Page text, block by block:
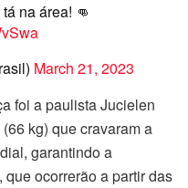
na área! 👊
March 21, 2023
foi a paulista Jucielen
kg) que cravaram a
garantindo a
ocorrerão a partir das